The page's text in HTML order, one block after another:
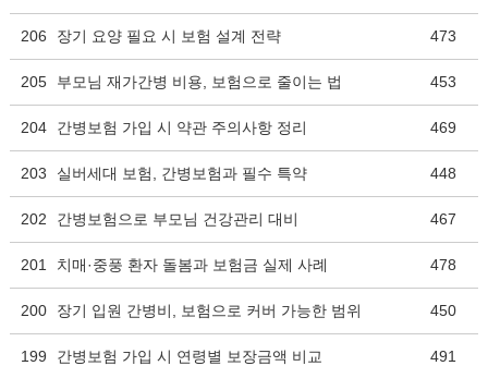
206 장기 요양 필요 시 보험 설계 전략 473
205 부모님 재가간병 비용, 보험으로 줄이는 법 453
204 간병보험 가입 시 약관 주의사항 정리 469
203 실버세대 보험, 간병보험과 필수 특약 448
202 간병보험으로 부모님 건강관리 대비 467
201 치매·중풍 환자 돌봄과 보험금 실제 사례 478
200 장기 입원 간병비, 보험으로 커버 가능한 범위 450
199 간병보험 가입 시 연령별 보장금액 비교 491